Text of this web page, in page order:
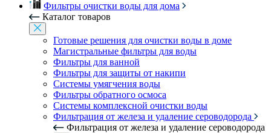
Фильтры очистки воды для дома
Каталог товаров
Готовые решения для очистки воды в доме
Магистральные фильтры для воды
Фильтры для ванной
Фильтры для защиты от накипи
Системы умягчения воды
Фильтры обратного осмоса
Системы комплексной очистки воды
Фильтрация от железа и удаление сероводорода
Фильтрация от железа и удаление сероводорода